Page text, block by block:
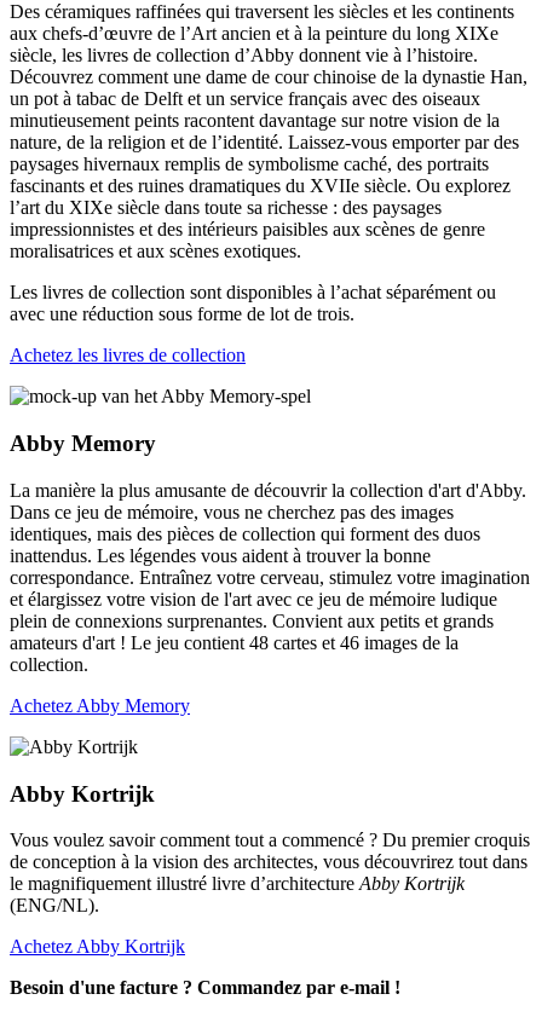
Des céramiques raffinées qui traversent les siècles et les continents
aux chefs-d’œuvre de l’Art ancien et à la peinture du long XIXe
siècle, les livres de collection d’Abby donnent vie à l’histoire.
Découvrez comment une dame de cour chinoise de la dynastie Han,
un pot à tabac de Delft et un service français avec des oiseaux
minutieusement peints racontent davantage sur notre vision de la
nature, de la religion et de l’identité. Laissez-vous emporter par des
paysages hivernaux remplis de symbolisme caché, des portraits
fascinants et des ruines dramatiques du XVIIe siècle. Ou explorez
l’art du XIXe siècle dans toute sa richesse : des paysages
impressionnistes et des intérieurs paisibles aux scènes de genre
moralisatrices et aux scènes exotiques.
Les livres de collection sont disponibles à l’achat séparément ou
avec une réduction sous forme de lot de trois.
Achetez les livres de collection
Abby Memory
La manière la plus amusante de découvrir la collection d'art d'Abby.
Dans ce jeu de mémoire, vous ne cherchez pas des images
identiques, mais des pièces de collection qui forment des duos
inattendus. Les légendes vous aident à trouver la bonne
correspondance. Entraînez votre cerveau, stimulez votre imagination
et élargissez votre vision de l'art avec ce jeu de mémoire ludique
plein de connexions surprenantes. Convient aux petits et grands
amateurs d'art ! Le jeu contient 48 cartes et 46 images de la
collection.
Achetez Abby Memory
Abby Kortrijk
Vous voulez savoir comment tout a commencé ? Du premier croquis
de conception à la vision des architectes, vous découvrirez tout dans
le magnifiquement illustré livre d’architecture Abby Kortrijk
(ENG/NL).
Achetez Abby Kortrijk
Besoin d'une facture ? Commandez par e-mail !